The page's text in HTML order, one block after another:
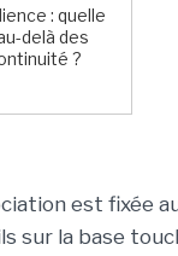
: quelle
delà des
?
est fixée
sur la base